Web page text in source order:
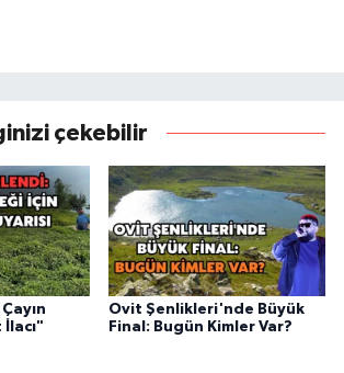
çekebilir
Ovit Şenlikleri'nde Büyük
Final: Bugün Kimler Var?